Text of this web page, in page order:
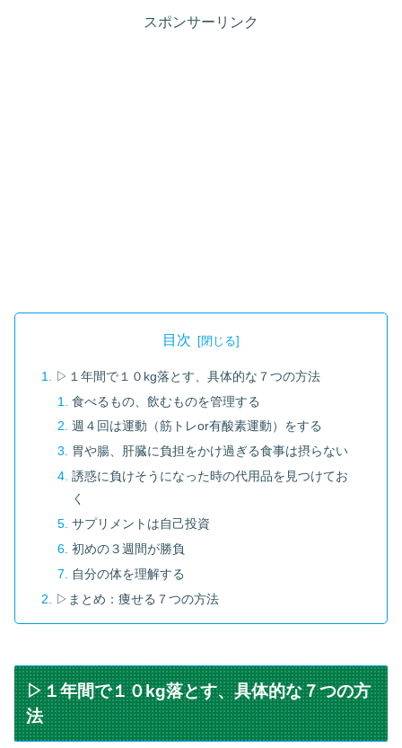
スポンサーリンク
目次
▷１年間で１０kg落とす、具体的な７つの方法
食べるもの、飲むものを管理する
週４回は運動（筋トレor有酸素運動）をする
胃や腸、肝臓に負担をかけ過ぎる食事は摂らない
誘惑に負けそうになった時の代用品を見つけてお
く
サプリメントは自己投資
初めの３週間が勝負
自分の体を理解する
▷まとめ：痩せる７つの方法
▷１年間で１０kg落とす、具体的な７つの方
法